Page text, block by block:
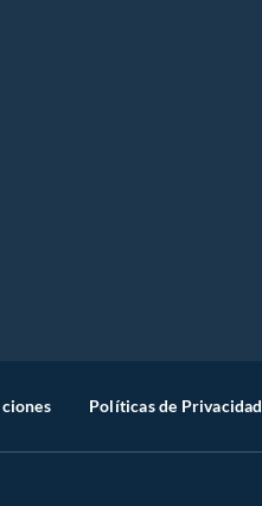
Políticas de Privacidad